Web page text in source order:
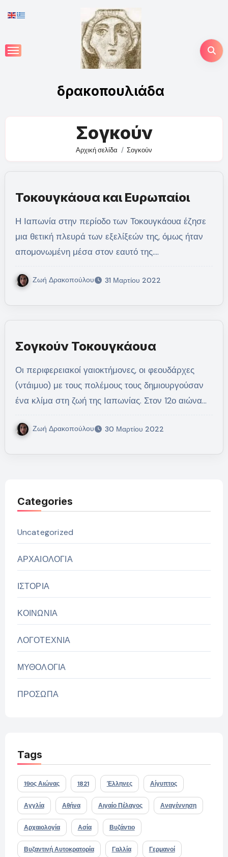
to
δρακοπουλιάδα
Σογκούν
Αρχική σελίδα Σογκούν
Τοκουγκάουα και Ευρωπαίοι
Η Ιαπωνία στην περίοδο των Τοκουγκάουα έζησε
μια θετική πλευρά των εξελίξεών της, όμως ήταν
απομονωμένη μέσα στον εαυτό της.…
Ζωή Δρακοπούλου 31 Μαρτίου 2022
Σογκούν Τοκουγκάουα
Οι περιφερειακοί γαιοκτήμονες, οι φεουδάρχες
(ντάιμυο) με τους πολέμους τους δημιουργούσαν
ένα κλίμα στη ζωή της Ιαπωνίας. Στον 12ο αιώνα…
Ζωή Δρακοπούλου 30 Μαρτίου 2022
Categories
Uncategorized
ΑΡΧΑΙΟΛΟΓΙΑ
ΙΣΤΟΡΙΑ
ΚΟΙΝΩΝΙΑ
ΛΟΓΟΤΕΧΝΙΑ
ΜΥΘΟΛΟΓΙΑ
ΠΡΟΣΩΠΑ
Tags
19ος Αιώνας 1821 Έλληνες Αίγυπτος
Αγγλία Αθήνα Αιγαίο Πέλαγος Αναγέννηση
Αρχαιολογία Ασία Βυζάντιο
Βυζαντινή Αυτοκρατορία Γαλλία Γερμανοί